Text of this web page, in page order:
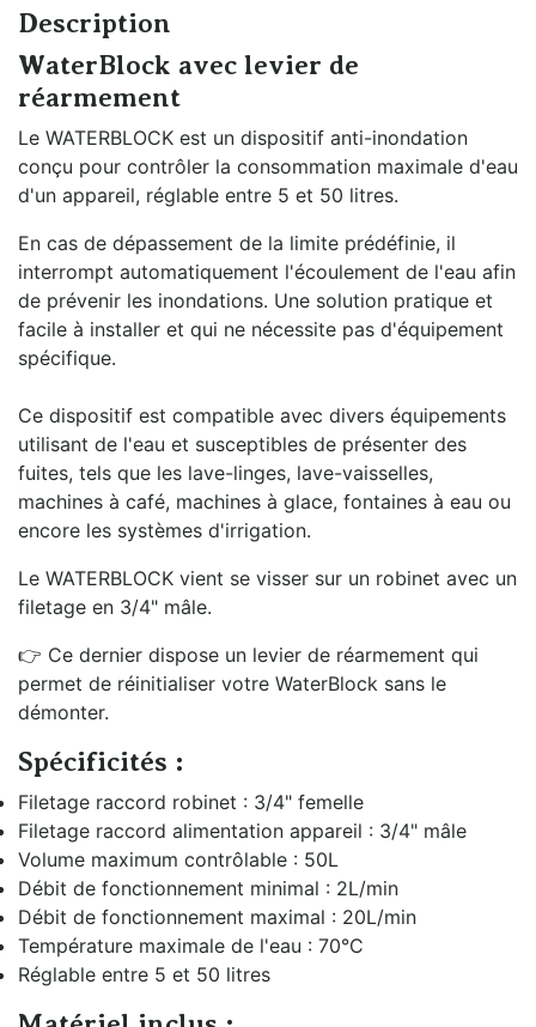
Description
WaterBlock avec levier de
réarmement
Le WATERBLOCK est un dispositif anti-inondation
conçu pour contrôler la consommation maximale d'eau
d'un appareil, réglable entre 5 et 50 litres.
En cas de dépassement de la limite prédéfinie, il
interrompt automatiquement l'écoulement de l'eau afin
de prévenir les inondations. Une solution pratique et
facile à installer et qui ne nécessite pas d'équipement
spécifique.
Ce dispositif est compatible avec divers équipements
utilisant de l'eau et susceptibles de présenter des
fuites, tels que les lave-linges, lave-vaisselles,
machines à café, machines à glace, fontaines à eau ou
encore les systèmes d'irrigation.
Le WATERBLOCK vient se visser sur un robinet avec un
filetage en 3/4" mâle.
👉 Ce dernier dispose un levier de réarmement qui
permet de réinitialiser votre WaterBlock sans le
démonter.
Spécificités :
Filetage raccord robinet : 3/4" femelle
Filetage raccord alimentation appareil : 3/4" mâle
Volume maximum contrôlable : 50L
Débit de fonctionnement minimal : 2L/min
Débit de fonctionnement maximal : 20L/min
Température maximale de l'eau : 70°C
Réglable entre 5 et 50 litres